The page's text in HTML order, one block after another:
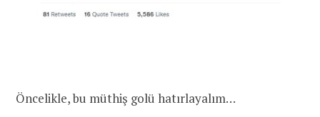
Öncelikle, bu müthiş golü hatırlayalım…